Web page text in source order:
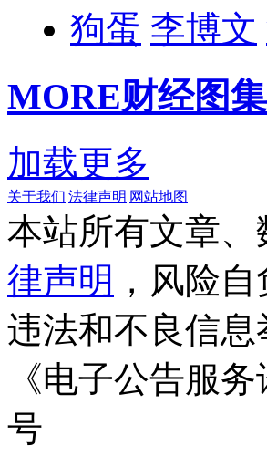
狗蛋 李博文
MORE财经图集
加载更多
关于我们|法律声明|网站地图
本站所有文章
律声明 ，风险自
违法和不良信
《电子公告服
号